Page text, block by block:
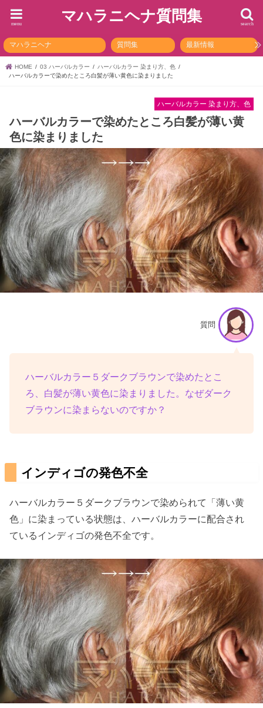
マハラニヘナ質問集 search
menu
マハラニヘナ 質問集 最新情報
HOME 03 ハーバルカラー
ハーバルカラー 染まり方、色
ハーバルカラーで染めたところ白髪が薄い黄色に染まりました
ハーバルカラー 染まり方、色
ハーバルカラーで染めたところ白髪が薄い黄
色に染まりました
質問
ハーバルカラー５ダークブラウンで染めたとこ
ろ、白髪が薄い黄色に染まりました。なぜダーク
ブラウンに染まらないのですか？
インディゴの発色不全
ハーバルカラー５ダークブラウンで染められて「薄い黄
色」に染まっている状態は、ハーバルカラーに配合され
ているインディゴの発色不全です。